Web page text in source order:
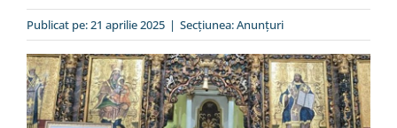
Publicat pe: 21 aprilie 2025 | Secțiunea:Anunţuri